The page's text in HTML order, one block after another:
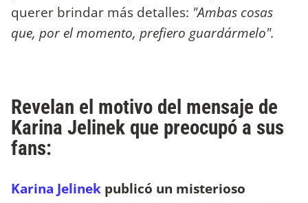
querer brindar más detalles: "Ambas cosas
que, por el momento, prefiero guardármelo".
Revelan el motivo del mensaje de
Karina Jelinek que preocupó a sus
fans:
Karina Jelinek publicó un misterioso